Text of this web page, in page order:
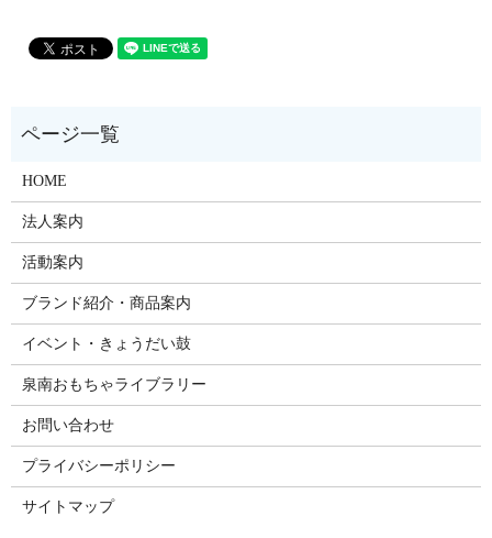
HOME
法人案内
活動案内
ブランド紹介・商品案内
イベント・きょうだい鼓
泉南おもちゃライブラリー
お問い合わせ
プライバシーポリシー
サイトマップ